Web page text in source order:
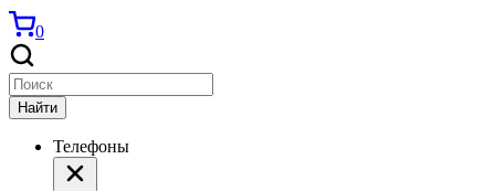
0
Найти
Телефоны